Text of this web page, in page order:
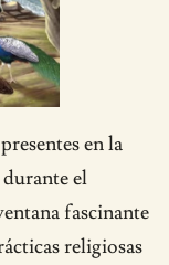
en la
el
fascinante
religiosas